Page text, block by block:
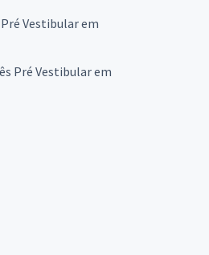
Vestibular em
Pré Vestibular em